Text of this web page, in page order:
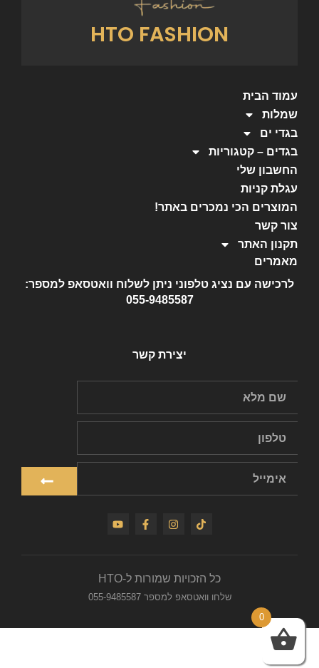
HTO FASHION
עמוד הבית
שמלות
בגדי ים
בגדים – קטגוריות
החשבון שלי
עגלת קניות
המוצרים הכי נמכרים באתר!
צור קשר
תקנון האתר
מאמרים
לרכישה עם נציג טלפוני ניתן לשלוח וואטסאפ למספר:
055-9485587
יצירת קשר
כל הזכויות שמורות ל-HTO
שלחו וואטסאפ למספר 055-9485587
0